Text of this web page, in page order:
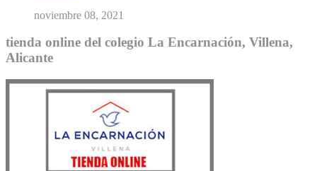
noviembre 08, 2021
tienda online del colegio La Encarnación, Villena,
Alicante